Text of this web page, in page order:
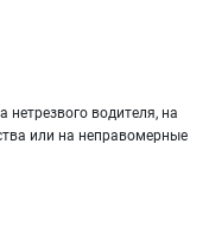
водителя, на
или на неправомерные